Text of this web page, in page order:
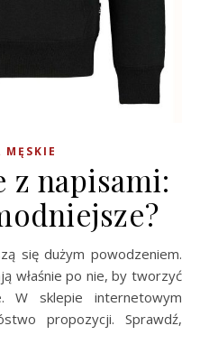
MĘSKIE
z napisami:
właśnie po nie, by tworzyć
W sklepie internetowym
propozycji. Sprawdź,